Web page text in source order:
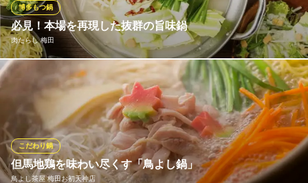
個室居酒屋 焼鳥 海鮮寿司 黒豚餃子 夢やぐら 梅田本店
梅田和モダン個室居酒屋
地下鉄谷町線東梅田駅 徒歩3分
大阪府大阪市北区曾根崎2-8-7 コーストスタジョーネ4F
必見！本場を再現した抜群の旨味鍋
肉たらし 梅田
博多もつ鍋
当店名物の博多もつ鍋は絶対に食べてほしい逸品！本場の味の再
現！美味しいもつをぐつぐつ煮込む博多もつ鍋は味が全然違いま
す！ ご宴会シーンにもピッタリ☆3時間飲み放題付きコースも298
0円～ご用意しております！ 新鮮なもつ本来の旨味と見た目のど
ちらもご堪能できるおすすめの鍋です。
肉たらし 梅田
但馬地鶏を味わい尽くす「鳥よし鍋」
鳥よし茶屋 梅田お初天神店
こだわり鍋